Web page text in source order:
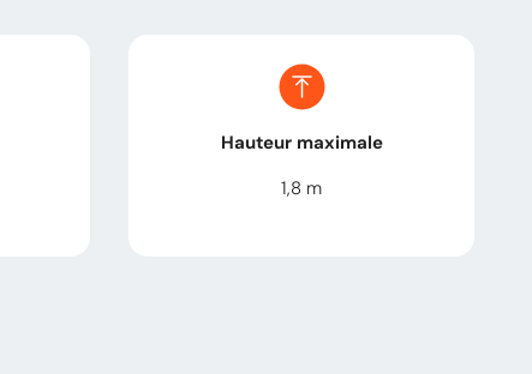
Hauteur maximale
1,8 m